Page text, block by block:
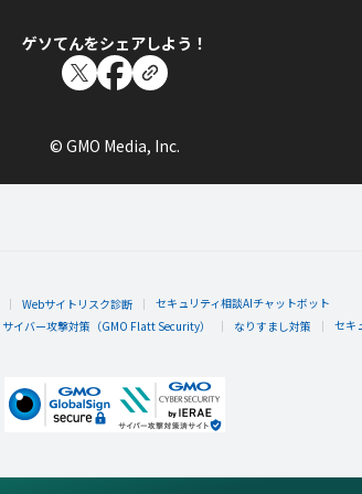
ゲソてんをシェアしよう！
© GMO Media, Inc.
Webサイトリスク診断
セキュリティ相談AIチャットボット
サイバー攻撃対策（GMO Flatt Security） なりすまし対策 セキ